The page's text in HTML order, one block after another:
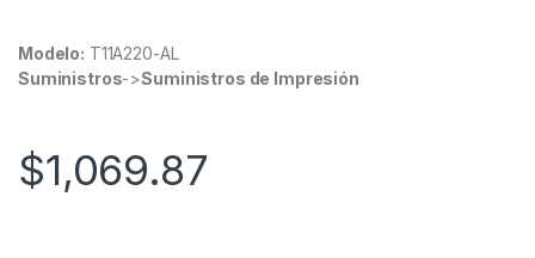
Modelo: T11A220-AL
Suministros->Suministros de Impresión
$1,069.87